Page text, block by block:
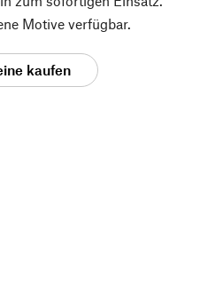
Motive verfügbar.
kaufen